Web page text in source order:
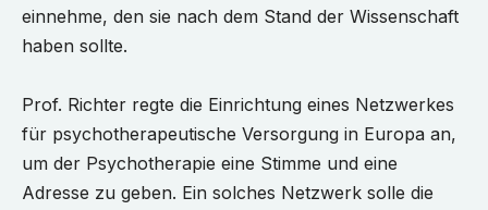
einnehme, den sie nach dem Stand der Wissenschaft
haben sollte.
Prof. Richter regte die Einrichtung eines Netzwerkes
für psychotherapeutische Versorgung in Europa an,
um der Psychotherapie eine Stimme und eine
Adresse zu geben. Ein solches Netzwerk solle die